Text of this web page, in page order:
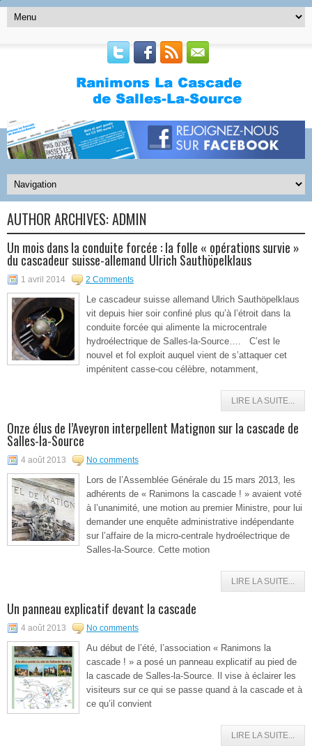
AUTHOR ARCHIVES:ADMIN
Un mois dans la conduite forcée : la folle « opérations survie »
du cascadeur suisse-allemand Ulrich Sauthöpelklaus
1 avril 2014 2 Comments
Le cascadeur suisse allemand Ulrich Sauthöpelklaus
vit depuis hier soir confiné plus qu’à l’étroit dans la
conduite forcée qui alimente la microcentrale
hydroélectrique de Salles-la-Source…. C’est le
nouvel et fol exploit auquel vient de s’attaquer cet
impénitent casse-cou célèbre, notamment,
LIRE LA SUITE...
Onze élus de l’Aveyron interpellent Matignon sur la cascade de
Salles-la-Source
4 août 2013 No comments
Lors de l’Assemblée Générale du 15 mars 2013, les
adhérents de « Ranimons la cascade ! » avaient voté
à l’unanimité, une motion au premier Ministre, pour lui
demander une enquête administrative indépendante
sur l’affaire de la micro-centrale hydroélectrique de
Salles-la-Source. Cette motion
LIRE LA SUITE...
Un panneau explicatif devant la cascade
4 août 2013 No comments
Au début de l’été, l’association « Ranimons la
cascade ! » a posé un panneau explicatif au pied de
la cascade de Salles-la-Source. Il vise à éclairer les
visiteurs sur ce qui se passe quand à la cascade et à
ce qu’il convient
LIRE LA SUITE...